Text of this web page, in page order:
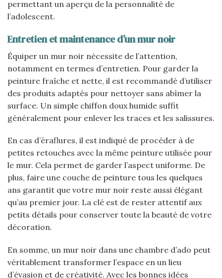
permettant un aperçu de la personnalité de
l’adolescent.
Entretien et maintenance d’un mur noir
Équiper un mur noir nécessite de l’attention,
notamment en termes d’entretien. Pour garder la
peinture fraîche et nette, il est recommandé d’utiliser
des produits adaptés pour nettoyer sans abîmer la
surface. Un simple chiffon doux humide suffit
généralement pour enlever les traces et les salissures.
En cas d’éraflures, il est indiqué de procéder à de
petites retouches avec la même peinture utilisée pour
le mur. Cela permet de garder l’aspect uniforme. De
plus, faire une couche de peinture tous les quelques
ans garantit que votre mur noir reste aussi élégant
qu’au premier jour. La clé est de rester attentif aux
petits détails pour conserver toute la beauté de votre
décoration.
En somme, un mur noir dans une chambre d’ado peut
véritablement transformer l’espace en un lieu
d’évasion et de créativité. Avec les bonnes idées